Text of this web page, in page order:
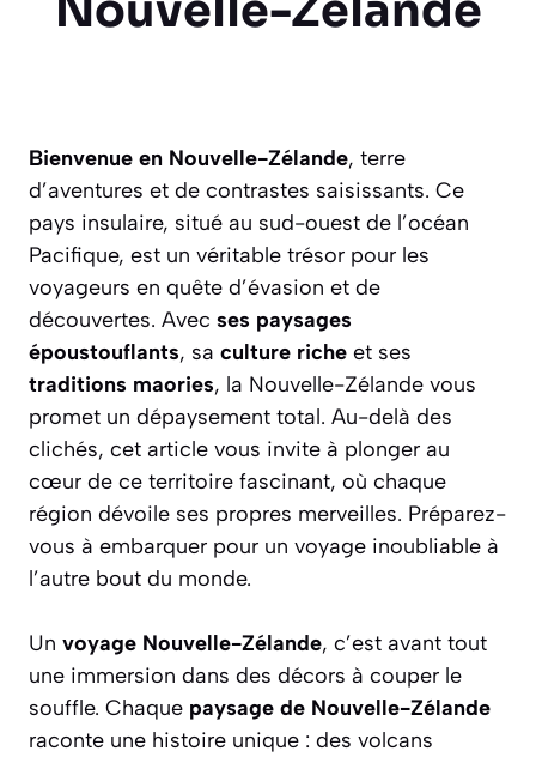
Bienvenue en Nouvelle-Zélande, terre
d’aventures et de contrastes saisissants. Ce
pays insulaire, situé au sud-ouest de l’océan
Pacifique, est un véritable trésor pour les
voyageurs en quête d’évasion et de
découvertes. Avec ses paysages
époustouflants, sa culture riche et ses
traditions maories, la Nouvelle-Zélande vous
promet un dépaysement total. Au-delà des
clichés, cet article vous invite à plonger au
cœur de ce territoire fascinant, où chaque
région dévoile ses propres merveilles. Préparez-
vous à embarquer pour un voyage inoubliable à
l’autre bout du monde.
Un voyage Nouvelle-Zélande, c’est avant tout
une immersion dans des décors à couper le
souffle. Chaque paysage de Nouvelle-Zélande
raconte une histoire unique : des volcans